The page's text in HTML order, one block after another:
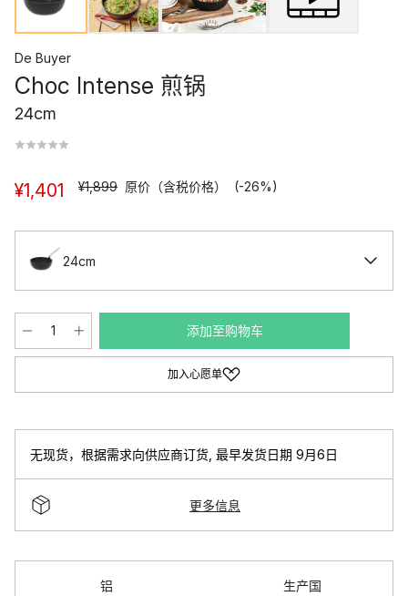
De Buyer
Choc Intense 煎锅
24cm
¥1,401 ¥1,899 原价（含税价格） (-26%)
24cm
添加至购物车
加入心愿单
无现货，根据需求向供应商订货 最早发货日期 9月6日
更多信息
铝
生产国